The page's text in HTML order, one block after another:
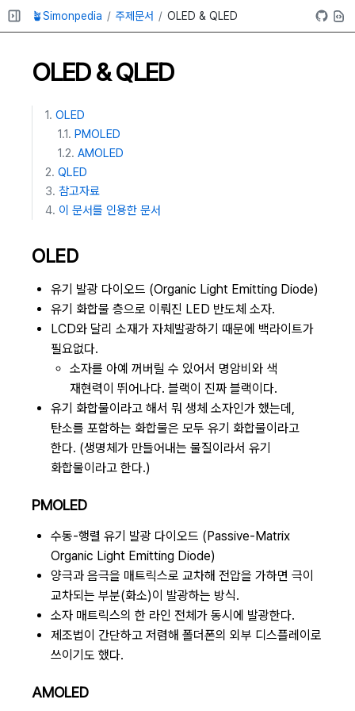
🪴Simonpedia 주제문서 OLED & QLED
OLED & QLED
OLED
PMOLED
AMOLED
QLED
참고자료
이 문서를 인용한 문서
OLED
유기 발광 다이오드 (Organic Light Emitting Diode)
유기 화합물 층으로 이뤄진 LED 반도체 소자.
LCD와 달리 소재가 자체발광하기 때문에 백라이트가
필요없다.
소자를 아예 꺼버릴 수 있어서 명암비와 색
재현력이 뛰어나다. 블랙이 진짜 블랙이다.
유기 화합물이라고 해서 뭐 생체 소자인가 했는데,
탄소를 포함하는 화합물은 모두 유기 화합물이라고
한다. (생명체가 만들어내는 물질이라서 유기
화합물이라고 한다.)
PMOLED
수동-행렬 유기 발광 다이오드 (Passive-Matrix
Organic Light Emitting Diode)
양극과 음극을 매트릭스로 교차해 전압을 가하면 극이
교차되는 부분(화소)이 발광하는 방식.
소자 매트릭스의 한 라인 전체가 동시에 발광한다.
제조법이 간단하고 저렴해 폴더폰의 외부 디스플레이로
쓰이기도 했다.
AMOLED